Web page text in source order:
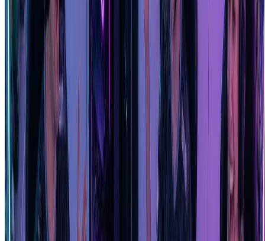
我们的Funko Pop生成器最适合清晰的正面照片，面部特征可
见。良好的光线和简单的背景有助于Funko Pop生成器更准确
地捕捉您的面部特征。包括眼镜或帽子等独特配饰以获得更好
我可以将Funko Pop生成器用于商业目的吗？
可以！使用我们的Funko Pop生成器创建的图像归您所有。许
多用户将我们的Funko Pop生成器用于内容创作、商品设计和
商业项目。为您的品牌、频道或业务需求创建自定义Funko
Pop风格手办。
More Tools